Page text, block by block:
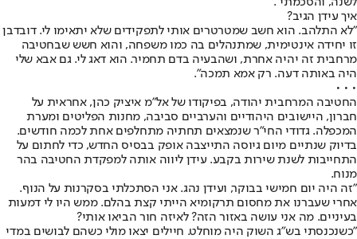
איך עידן הגיב?
"לא התלהב. הוא חשב שמטרטרים אותי לתפקידים שלא יתאימו לי. דובדבן
זו יחידה אינטימית, שמתנהלים בה כמו משפחה, והוא חשש שבחטיבה
מרחבית זה יהיה אחרת, ושהבעיה בדם תחמיר. הוא דאג לי. גם אבא שלי
היה באותה דעה. רק אמא תמכה".
• • •
החטיבה המרחבית יהודה, בפיקודו של אל"מ איציק כהן, אחראית על
חברון, היישובים היהודיים והערביים סביבה, מחנות הפליטים ומערת
המכפלה. גדודי החי"ר שנמצאים תחתיה מתחלפים אחת לכמה חודשים.
בדיוק שנתיים מיום גיוסה התייצבה אופק בבסיס החדש, כדי לחתום על
התחייבות לשנת שירות בקבע. עידן ליווה אותה למפקדת החטיבה בהר
מנוח.
"זה היה יום חמישי בבוקר, ועידן נהג. אני הסתכלתי בסקרנות על הנוף.
אחרי שעברנו את מחסום תרקומיא הייתי קצת בהלם. ממש היו לי דמעות
בעיניים. מה אני עושה באזור הזה? לאיזה חור הביאו אותי?
"כשנכנסתי בש"ג השוק היה מוחלט. חיילים יצאו מולי כשהם לבושים במדי